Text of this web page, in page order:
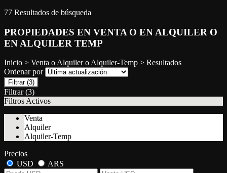
77 Resultados de búsqueda
PROPIEDADES EN VENTA O EN ALQUILER O
EN ALQUILER TEMP
Inicio > Venta oAlquileroAlquiler-Temp > Resultados
Ordenar por
Filtrar (3)
Filtrar (3)
Filtros Activos
Venta
Alquiler
Alquiler-Temp
Precios
USD
ARS